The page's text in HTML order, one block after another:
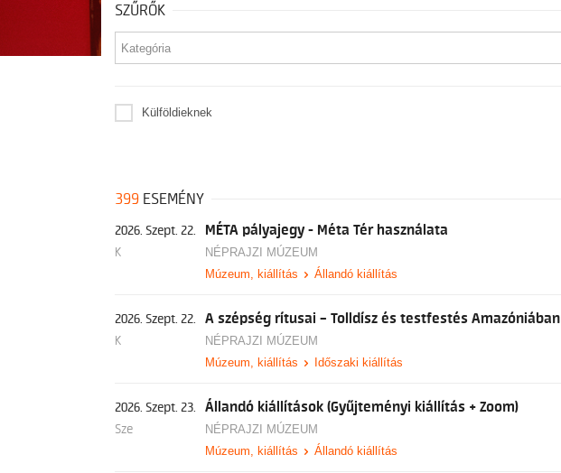
SZŰRŐK
Külföldieknek
399 ESEMÉNY
2026. Szept. 22.
K
MÉTA pályajegy - Méta Tér használata
NÉPRAJZI MÚZEUM
Múzeum, kiállítás
Állandó kiállítás
2026. Szept. 22.
K
A szépség rítusai – Tolldísz és testfestés Amazóniában
NÉPRAJZI MÚZEUM
Múzeum, kiállítás
Időszaki kiállítás
2026. Szept. 23.
Sze
Állandó kiállítások (Gyűjteményi kiállítás + Zoom)
NÉPRAJZI MÚZEUM
Múzeum, kiállítás
Állandó kiállítás